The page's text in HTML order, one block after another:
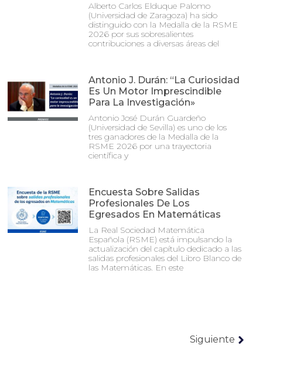
Alberto Carlos Elduque Palomo
(Universidad de Zaragoza) ha sido
distinguido con la Medalla de la RSME
2026 por sus sobresalientes
contribuciones a diversas áreas del
Antonio J. Durán: “La Curiosidad
Es Un Motor Imprescindible
Para La Investigación»
Antonio José Durán Guardeño
(Universidad de Sevilla) es uno de los
tres ganadores de la Medalla de la
RSME 2026 por una trayectoria
científica y
Encuesta Sobre Salidas
Profesionales De Los
Egresados En Matemáticas
La Real Sociedad Matemática
Española (RSME) está impulsando la
actualización del capítulo dedicado a las
salidas profesionales del Libro Blanco de
las Matemáticas. En este
Siguiente